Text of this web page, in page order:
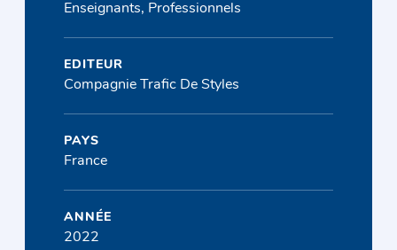
Enseignants, Professionnels
EDITEUR
Compagnie Trafic De Styles
PAYS
France
ANNÉE
2022